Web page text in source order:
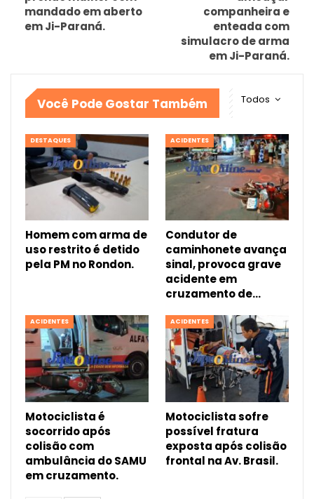
mandado em aberto
em Ji-Paraná.
companheira e
enteada com
simulacro de arma
em Ji-Paraná.
Todos
Você Pode Gostar Também
DESTAQUES
Homem com arma de
uso restrito é detido
pela PM no Rondon.
ACIDENTES
Condutor de
caminhonete avança
sinal, provoca grave
acidente em
cruzamento de…
ACIDENTES
Motociclista é
socorrido após
colisão com
ambulância do SAMU
em cruzamento.
ACIDENTES
Motociclista sofre
possível fratura
exposta após colisão
frontal na Av. Brasil.